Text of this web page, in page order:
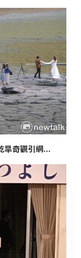
旱奇觀引網...